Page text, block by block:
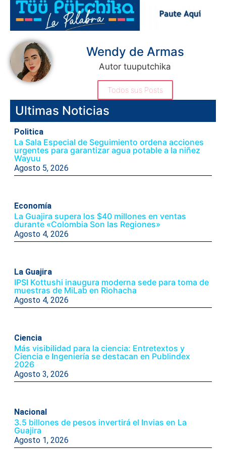
Wendy de Armas
Autor tuuputchika
Todos sus Posts
Ultimas Noticias
Politica
La Sala Especial de Seguimiento ordena acciones
urgentes para garantizar agua potable a la niñez
Wayuu
Agosto 5, 2026
Economía
La Guajira supera los $40 millones en ventas
durante «Colombia Son las Regiones»
Agosto 4, 2026
La Guajira
IPSI Kottushi inaugura moderna sede para toma de
muestras de MiLab en Riohacha
Agosto 4, 2026
Ciencia
Más visibilidad para la ciencia: Entretextos y
Ciencia e Ingeniería se destacan en Publindex
2026
Agosto 3, 2026
Nacional
3.5 billones de pesos invertirá el Invias en La
Guajira
Agosto 1, 2026